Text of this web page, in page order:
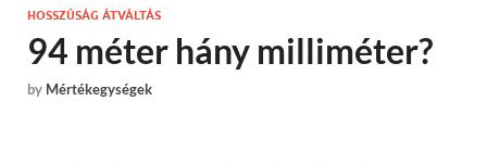
HOSSZÚSÁG ÁTVÁLTÁS
94 méter hány milliméter?
by Mértékegységek